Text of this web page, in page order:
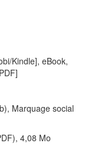
Kindle], eBook,
Marquage social
4,08 Mo